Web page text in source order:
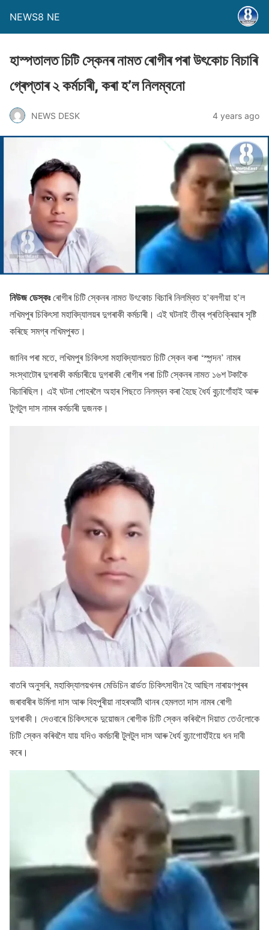
NEWS8 NE
হাস্পতালত চিটি স্কেনৰ নামত ৰোগীৰ পৰা উৎকোচ বিচাৰি
গ্ৰেপ্তাৰ ২ কৰ্মচাৰী, কৰা হ’ল নিলম্বনো
NEWS DESK 4 years ago
নিউজ ডেস্কঃৰোগীৰ চিটি স্কেনৰ নামত উৎকোচ বিচাৰি নিলম্বিত হ’বলগীয়া হ’ল
লখিমপুৰ চিকিৎসা মহাবিদ্যালয়ৰ দুগৰাকী কৰ্মচাৰী। এই ঘটনাই তীব্ৰ প্ৰতিক্ৰিয়াৰ সৃষ্টি
কৰিছে সমগ্ৰ লখিমপুৰত।
জানিব পৰা মতে, লখিমপুৰ চিকিৎসা মহাবিদ্যালয়ত চিটি স্কেন কৰা ‘স্পন্দন’ নামৰ
সংস্থাটোৰ দুগৰাকী কৰ্মচাৰীয়ে দুগৰাকী ৰোগীৰ পৰা চিটি স্কেনৰ নামত ১৬শ টকাকৈ
বিচাৰিছিল। এই ঘটনা পোহৰলৈ অহাৰ পিছতে নিলম্বন কৰা হৈছে ধৈৰ্য বুঢ়াগোঁহাই আৰু
টুলটুল দাস নামৰ কৰ্মচাৰী দুজনক।
বাতৰি অনুসৰি, মহাবিদ্যালয়খনৰ মেডিচিন ৱাৰ্ডত চিকিৎসাধীন হৈ আছিল নাৰায়ণপুৰৰ
জৰাবাৰীৰ উর্মিলা দাস আৰু বিহপুৰীয়া নাহৰআটী থানৰ হেমলতা দাস নামৰ ৰোগী
দুগৰাকী। দেওবাৰে চিকিৎসকে দুয়োজন ৰোগীক চিটি স্কেন কৰিবলৈ দিয়াত তেওঁলোকে
চিটি স্কেন কৰিবলৈ যায় যদিও কৰ্মচাৰী টুলটুল দাস আৰু ধৈৰ্য বুঢ়াগোহাঁইয়ে ধন দাবী
কৰে।